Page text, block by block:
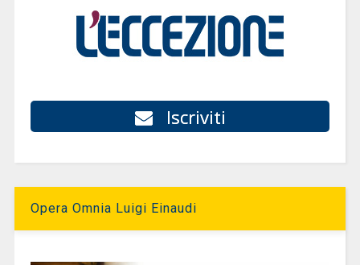
Iscriviti
Opera Omnia Luigi Einaudi